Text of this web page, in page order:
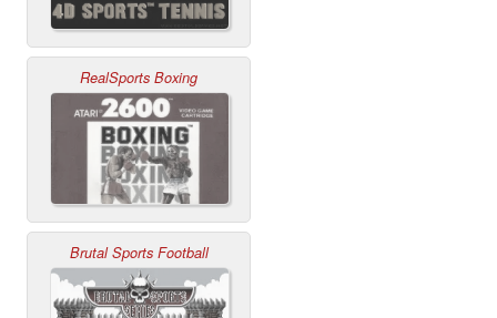
RealSports Boxing
Brutal Sports Football